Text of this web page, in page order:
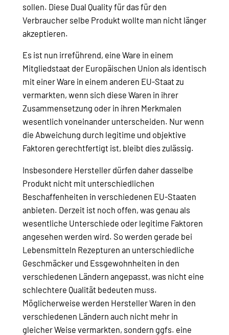
sollen. Diese Dual Quality für das für den
Verbraucher selbe Produkt wollte man nicht länger
akzeptieren.
Es ist nun irreführend, eine Ware in einem
Mitgliedstaat der Europäischen Union als identisch
mit einer Ware in einem anderen EU-Staat zu
vermarkten, wenn sich diese Waren in ihrer
Zusammensetzung oder in ihren Merkmalen
wesentlich voneinander unterscheiden. Nur wenn
die Abweichung durch legitime und objektive
Faktoren gerechtfertigt ist, bleibt dies zulässig.
Insbesondere Hersteller dürfen daher dasselbe
Produkt nicht mit unterschiedlichen
Beschaffenheiten in verschiedenen EU-Staaten
anbieten. Derzeit ist noch offen, was genau als
wesentliche Unterschiede oder legitime Faktoren
angesehen werden wird. So werden gerade bei
Lebensmitteln Rezepturen an unterschiedliche
Geschmäcker und Essgewohnheiten in den
verschiedenen Ländern angepasst, was nicht eine
schlechtere Qualität bedeuten muss.
Möglicherweise werden Hersteller Waren in den
verschiedenen Ländern auch nicht mehr in
gleicher Weise vermarkten, sondern ggfs. eine